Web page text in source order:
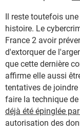
Il reste toutefois
histoire. Le
France 2 avoir
d'extorquer de
que cette dernière
affirme elle aussi
tentatives de
faire la technique
déjà été épinglée
autorisation des